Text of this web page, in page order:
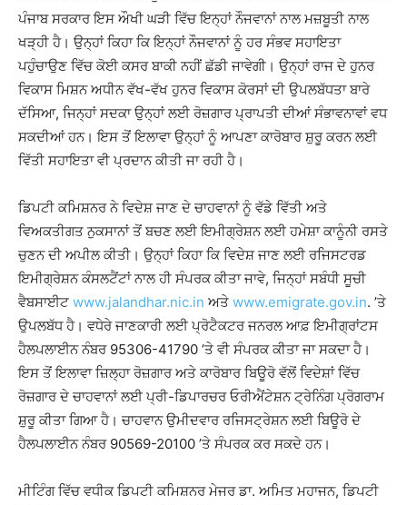
ਪੰਜਾਬ ਸਰਕਾਰ ਇਸ ਔਖੀ ਘੜੀ ਵਿੱਚ ਇਨ੍ਹਾਂ ਨੌਜਵਾਨਾਂ ਨਾਲ ਮਜ਼ਬੂਤੀ ਨਾਲ
ਖੜ੍ਹੀ ਹੈ। ਉਨ੍ਹਾਂ ਕਿਹਾ ਕਿ ਇਨ੍ਹਾਂ ਨੌਜਵਾਨਾਂ ਨੂੰ ਹਰ ਸੰਭਵ ਸਹਾਇਤਾ
ਪਹੁੰਚਾਉਣ ਵਿੱਚ ਕੋਈ ਕਸਰ ਬਾਕੀ ਨਹੀਂ ਛੱਡੀ ਜਾਵੇਗੀ। ਉਨ੍ਹਾਂ ਰਾਜ ਦੇ ਹੁਨਰ
ਵਿਕਾਸ ਮਿਸ਼ਨ ਅਧੀਨ ਵੱਖ-ਵੱਖ ਹੁਨਰ ਵਿਕਾਸ ਕੋਰਸਾਂ ਦੀ ਉਪਲਬੱਧਤਾ ਬਾਰੇ
ਦੱਸਿਆ, ਜਿਨ੍ਹਾਂ ਸਦਕਾ ਉਨ੍ਹਾਂ ਲਈ ਰੋਜ਼ਗਾਰ ਪ੍ਰਾਪਤੀ ਦੀਆਂ ਸੰਭਾਵਨਾਵਾਂ ਵਧ
ਸਕਦੀਆਂ ਹਨ। ਇਸ ਤੋਂ ਇਲਾਵਾ ਉਨ੍ਹਾਂ ਨੂੰ ਆਪਣਾ ਕਾਰੋਬਾਰ ਸ਼ੁਰੂ ਕਰਨ ਲਈ
ਵਿੱਤੀ ਸਹਾਇਤਾ ਵੀ ਪ੍ਰਦਾਨ ਕੀਤੀ ਜਾ ਰਹੀ ਹੈ।
ਡਿਪਟੀ ਕਮਿਸ਼ਨਰ ਨੇ ਵਿਦੇਸ਼ ਜਾਣ ਦੇ ਚਾਹਵਾਨਾਂ ਨੂੰ ਵੱਡੇ ਵਿੱਤੀ ਅਤੇ
ਵਿਅਕਤੀਗਤ ਨੁਕਸਾਨਾਂ ਤੋਂ ਬਚਣ ਲਈ ਇਮੀਗ੍ਰੇਸ਼ਨ ਲਈ ਹਮੇਸ਼ਾ ਕਾਨੂੰਨੀ ਰਸਤੇ
ਚੁਣਨ ਦੀ ਅਪੀਲ ਕੀਤੀ। ਉਨ੍ਹਾਂ ਕਿਹਾ ਕਿ ਵਿਦੇਸ਼ ਜਾਣ ਲਈ ਰਜਿਸਟਰਡ
ਇਮੀਗ੍ਰੇਸ਼ਨ ਕੰਸਲਟੈਂਟਾਂ ਨਾਲ ਹੀ ਸੰਪਰਕ ਕੀਤਾ ਜਾਵੇ, ਜਿਨ੍ਹਾਂ ਸਬੰਧੀ ਸੂਚੀ
ਵੈਬਸਾਈਟ www.jalandhar.nic.in ਅਤੇ www.emigrate.gov.in. ’ਤੇ
ਉਪਲਬੱਧ ਹੈ। ਵਧੇਰੇ ਜਾਣਕਾਰੀ ਲਈ ਪ੍ਰੋਟੈਕਟਰ ਜਨਰਲ ਆਫ਼ ਇਮੀਗ੍ਰਾਂਟਸ
ਹੈਲਪਲਾਈਨ ਨੰਬਰ 95306-41790 ’ਤੇ ਵੀ ਸੰਪਰਕ ਕੀਤਾ ਜਾ ਸਕਦਾ ਹੈ।
ਇਸ ਤੋਂ ਇਲਾਵਾ ਜ਼ਿਲ੍ਹਾ ਰੋਜ਼ਗਾਰ ਅਤੇ ਕਾਰੋਬਾਰ ਬਿਊਰੋ ਵੱਲੋਂ ਵਿਦੇਸ਼ਾਂ ਵਿੱਚ
ਰੋਜ਼ਗਾਰ ਦੇ ਚਾਹਵਾਨਾਂ ਲਈ ਪ੍ਰੀ-ਡਿਪਾਰਚਰ ਓਰੀਐਂਟੇਸ਼ਨ ਟ੍ਰੇਨਿੰਗ ਪ੍ਰੋਗਰਾਮ
ਸ਼ੁਰੂ ਕੀਤਾ ਗਿਆ ਹੈ। ਚਾਹਵਾਨ ਉਮੀਦਵਾਰ ਰਜਿਸਟ੍ਰੇਸ਼ਨ ਲਈ ਬਿਊਰੋ ਦੇ
ਹੈਲਪਲਾਈਨ ਨੰਬਰ 90569-20100 ’ਤੇ ਸੰਪਰਕ ਕਰ ਸਕਦੇ ਹਨ।
ਮੀਟਿੰਗ ਵਿੱਚ ਵਧੀਕ ਡਿਪਟੀ ਕਮਿਸ਼ਨਰ ਮੇਜਰ ਡਾ. ਅਮਿਤ ਮਹਾਜਨ, ਡਿਪਟੀ